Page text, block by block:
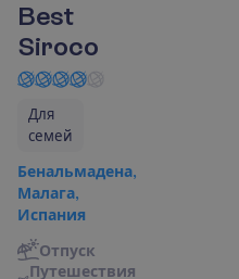
Best
Siroco
Для
семей
Бенальмадена,
Малага,
Испания
Отпуск
Путешествия